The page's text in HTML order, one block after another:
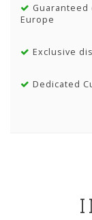
Guaranteed
Europe
Exclusive
Dedicated